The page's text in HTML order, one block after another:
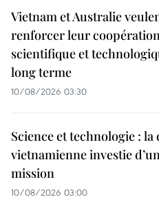
Vietnam et Australie
renforcer leur
scientifique et
long terme
10/08/2026 03:30
Science et technologie :
vietnamienne investie
mission
10/08/2026 03:00